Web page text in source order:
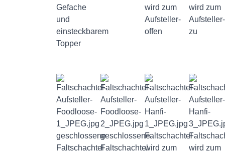
Gefache
und
einsteckbarem
Topper
wird zum
Aufsteller-
offen
wird zum
Aufsteller-
zu
geschlossene
Faltschachtel
geschlossene
Faltschachtel
Faltschachtel
wird zum
wird zum